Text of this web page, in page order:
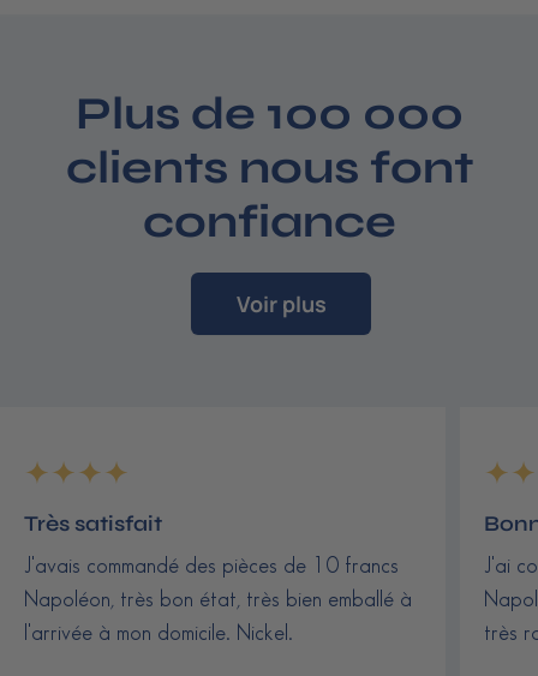
Plus de 100 000
clients nous font
confiance
Voir plus
Très satisfait
J'avais commandé des pièces de 10 francs
Napoléon, très bon état, très bien emballé à
l'arrivée à mon domicile. Nickel.
J'ai
très